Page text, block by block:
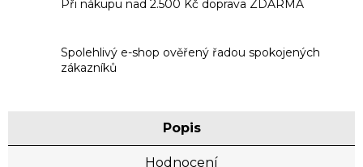
Při nákupu nad 2.500 Kč doprava ZDARMA
Spolehlivý e-shop ověřený řadou spokojených
zákazníků
Popis
Hodnocení